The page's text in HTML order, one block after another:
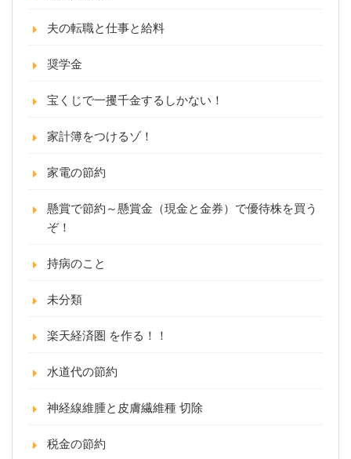
夫の転職と仕事と給料
奨学金
宝くじで一攫千金するしかない！
家計簿をつけるゾ！
家電の節約
懸賞で節約～懸賞金（現金と金券）で優待株を買う
ぞ！
持病のこと
未分類
楽天経済圏 を作る！！
水道代の節約
神経線維腫と皮膚繊維種 切除
税金の節約